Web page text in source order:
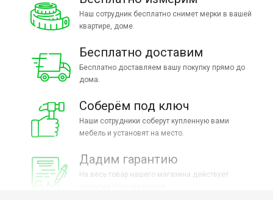
Наш сотрудник бесплатно снимет мерки в вашей
квартире, доме.
Бесплатно доставим
Бесплатно доставляем вашу покупку прямо до
дома.
Соберём под ключ
Наши сотрудники соберут купленную вами
мебель и установят на место.
Дадим гарантию
На весь товар нашего магазина действует